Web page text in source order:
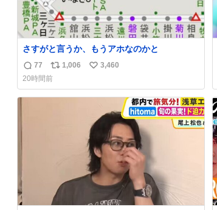
さすがと言うか、もうアホなのかと
返
信
数
77
リ
ポ
ス
1,006
い
ね
3,460
20時間前